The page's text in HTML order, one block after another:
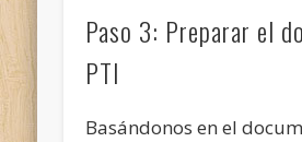
Paso 3: Preparar el
PTI
Basándonos en el